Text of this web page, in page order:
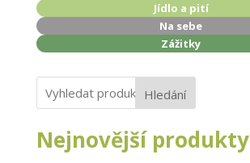
Jídlo a pití
Na sebe
Zážitky
Hledání
Nejnovější produkty